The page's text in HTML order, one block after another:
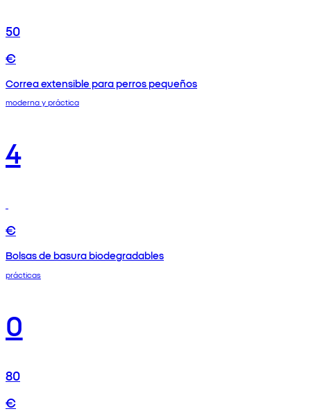
50
€
Correa extensible para perros pequeños
moderna y práctica
4
€
Bolsas de basura biodegradables
prácticas
0
80
€